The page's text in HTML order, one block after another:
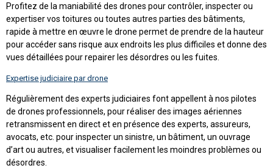
Profitez de la maniabilité des drones pour contrôler, inspecter ou
expertiser vos toitures ou toutes autres parties des bâtiments,
rapide à mettre en œuvre le drone permet de prendre de la hauteur
pour accéder sans risque aux endroits les plus difficiles et donne des
vues détaillées pour repairer les désordres ou les fuites.
Expertise judiciaire par drone
Régulièrement des experts judiciaires font appellent à nos pilotes
de drones professionnels, pour réaliser des images aériennes
retransmissent en direct et en présence des experts, assureurs,
avocats, etc. pour inspecter un sinistre, un bâtiment, un ouvrage
d’art ou autres, et visualiser facilement les moindres problèmes ou
désordres.